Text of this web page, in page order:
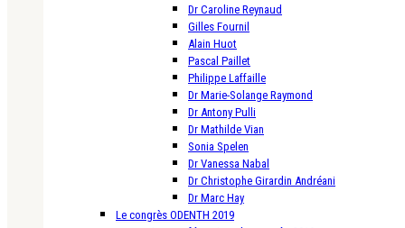
Dr Caroline Reynaud
Gilles Fournil
Alain Huot
Pascal Paillet
Philippe Laffaille
Dr Marie-Solange Raymond
Dr Antony Pulli
Dr Mathilde Vian
Sonia Spelen
Dr Vanessa Nabal
Dr Christophe Girardin Andréani
Dr Marc Hay
Le congrès ODENTH 2019